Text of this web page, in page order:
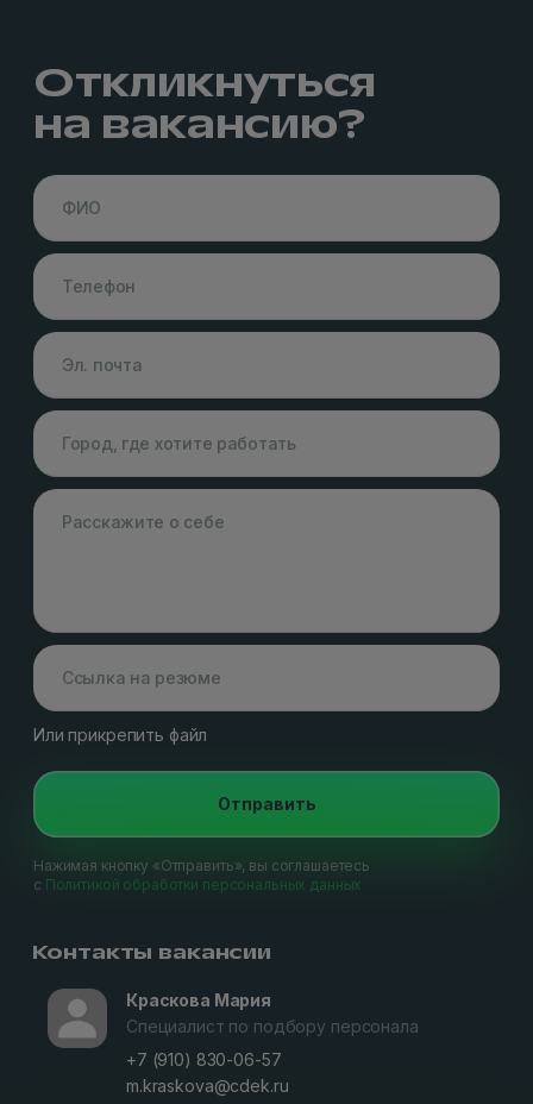
Откликнуться
на вакансию?
Или прикрепить файл
Отправить
Нажимая кнопку «Отправить», вы соглашаетесь
с Политикой обработки персональных данных
Контакты вакансии
Краскова Мария
Специалист по подбору персонала
+7 (910) 830-06-57
m.kraskova@cdek.ru